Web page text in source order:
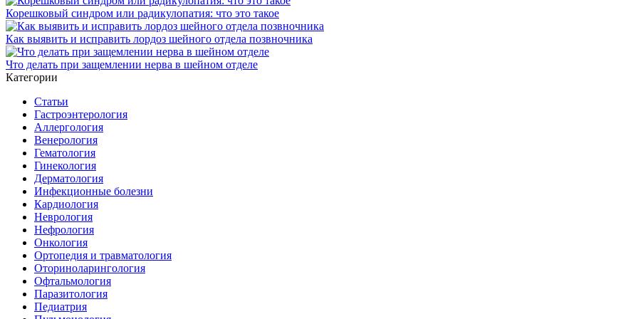
Корешковый синдром или радикулопатия: что это такое
Как выявить и исправить лордоз шейного отдела позвночника
Что делать при защемлении нерва в шейном отделе
Категории
Статьи
Гастроэнтерология
Аллергология
Венерология
Гематология
Гинекология
Дерматология
Инфекционные болезни
Кардиология
Неврология
Нефрология
Онкология
Ортопедия и травматология
Оториноларингология
Офтальмология
Паразитология
Педиатрия